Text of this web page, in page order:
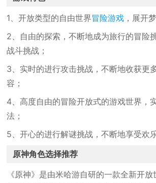
1、开放类型的自由世界冒险游戏 ，展开
2、自由的探索，不断地成为旅行的冒险
战斗挑战；
3、实时的进行攻击挑战，不断地收获更
容；
4、高度自由的冒险开放式的游戏世界，
法；
5、开心的进行解谜挑战，不断地享受欢
原神角色选择推荐
《原神》是由米哈游自研的一款全新开